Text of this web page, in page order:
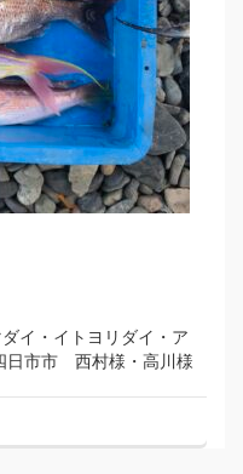
イ・イトヨリダイ・ア
日市市 西村様・高川様